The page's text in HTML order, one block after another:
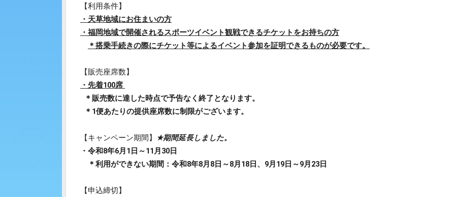
【利用条件】
・天草地域にお住まいの方
・福岡地域で開催されるスポーツイベント観戦できるチケットをお持ちの方
＊搭乗手続きの際にチケット等によるイベント参加を証明できるものが必要です。
【販売座席数】
・先着100席
＊販売数に達した時点で予告なく終了となります。
＊1便あたりの提供座席数に制限がございます。
【キャンペーン期間】
★期間延長しました。
・令和8年6月1日～11月30日
＊利用ができない期間：令和8年8月8日～8月18日、9月19日～9月23日
【申込締切】